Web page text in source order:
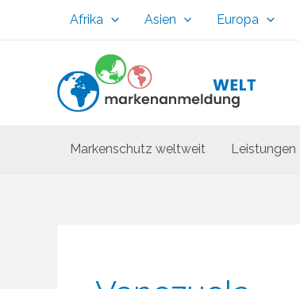
Afrika Asien Europa
Markenschutz weltweit Leistungen